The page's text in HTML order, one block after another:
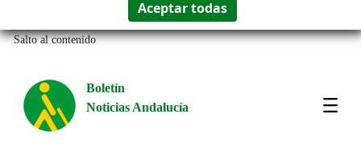
Salto al contenido
Boletín
Noticias Andalucía